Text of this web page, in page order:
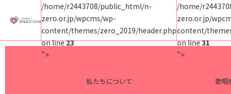
/home/r2443708/public_html/n-
zero.or.jp/wpcms/wp-
content/themes/zero_2019/header.php
on line23
">
私たちについて
/home/
zero.or.jp/
content/
on line31
">
歌唱